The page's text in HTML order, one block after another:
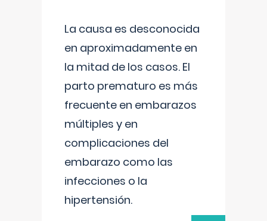
La causa es desconocida
en aproximadamente en
la mitad de los casos. El
parto prematuro es más
frecuente en embarazos
múltiples y en
complicaciones del
embarazo como las
infecciones o la
hipertensión.